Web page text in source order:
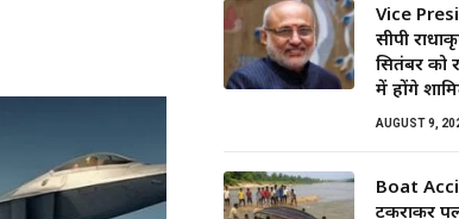
Vice
सीपी
सितंबर को
में होंगे
AUGUST 9,
Boat
टकराकर